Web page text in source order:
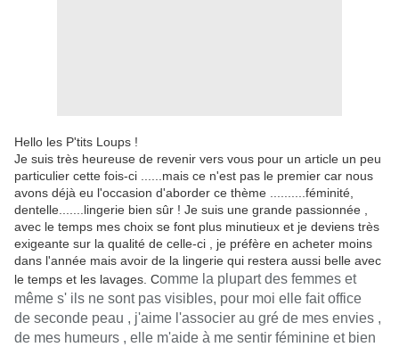
Hello les P'tits Loups !
Je suis très heureuse de revenir vers vous pour un article un peu
particulier cette fois-ci ......mais ce n'est pas le premier car nous
avons déjà eu l'occasion d'aborder ce thème ..........féminité,
dentelle.......lingerie bien sûr ! Je suis une grande passionnée ,
avec le temps mes choix se font plus minutieux et je deviens très
exigeante sur la qualité de celle-ci , je préfère en acheter moins
dans l'année mais avoir de la lingerie qui restera aussi belle avec
le temps et les lavages. Comme la plupart des femmes et
même s' ils ne sont pas visibles, pour moi elle fait office
de seconde peau , j'aime l'associer au gré de mes envies ,
de mes humeurs , elle m'aide à me sentir féminine et bien